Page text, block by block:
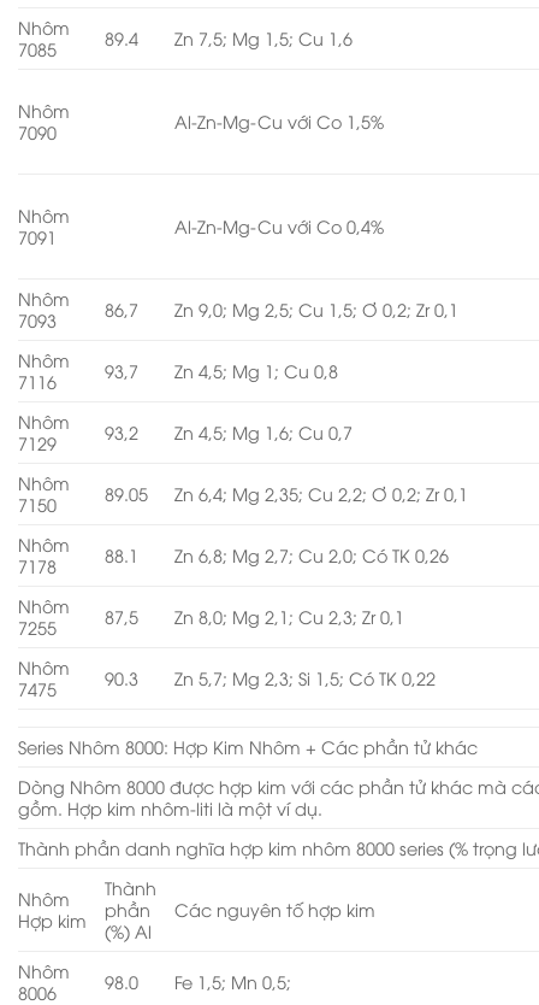
Nhôm
7085
89.4 Zn 7,5; Mg 1,5; Cu 1,6
Nhôm
7090
Al-Zn-Mg-Cu với Co 1,5%
Nhôm
7091
Al-Zn-Mg-Cu với Co 0,4%
Nhôm
7093
86,7 Zn 9,0; Mg 2,5; Cu 1,5; Ơ 0,2; Zr 0,1
Nhôm
7116
93,7 Zn 4,5; Mg 1; Cu 0,8
Nhôm
7129
93,2 Zn 4,5; Mg 1,6; Cu 0,7
Nhôm
7150
89.05 Zn 6,4; Mg 2,35; Cu 2,2; Ơ 0,2; Zr 0,1
Nhôm
7178
88.1 Zn 6,8; Mg 2,7; Cu 2,0; Có TK 0,26
Nhôm
7255
87,5 Zn 8,0; Mg 2,1; Cu 2,3; Zr 0,1
Nhôm
7475
90.3 Zn 5,7; Mg 2,3; Si 1,5; Có TK 0,22
Series Nhôm 8000: Hợp Kim Nhôm + Các phần tử khác
Dòng Nhôm 8000 được hợp kim với các phần tử khác mà
gồm. Hợp kim nhôm-liti là một ví dụ.
Thành phần danh nghĩa hợp kim nhôm 8000 series (% trọng
Nhôm
Hợp kim
Thành
phần
(%) Al
Các nguyên tố hợp kim
Nhôm
8006
98.0 Fe 1,5; Mn 0,5;